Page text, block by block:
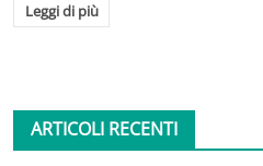
Leggi di più
ARTICOLI RECENTI